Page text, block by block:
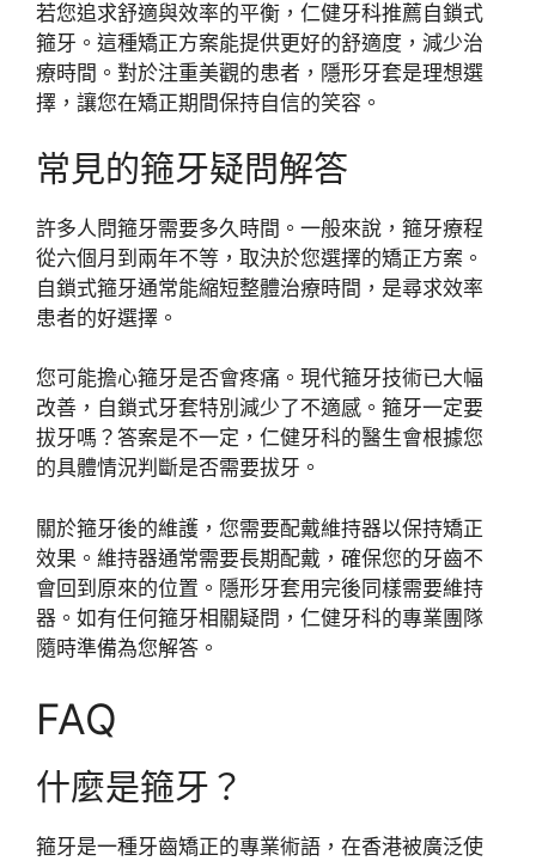
若您追求舒適與效率的平衡，仁健牙科推薦自鎖式
箍牙。這種矯正方案能提供更好的舒適度，減少治
療時間。對於注重美觀的患者，隱形牙套是理想選
擇，讓您在矯正期間保持自信的笑容。
常見的箍牙疑問解答
許多人問箍牙需要多久時間。一般來說，箍牙療程
從六個月到兩年不等，取決於您選擇的矯正方案。
自鎖式箍牙通常能縮短整體治療時間，是尋求效率
患者的好選擇。
您可能擔心箍牙是否會疼痛。現代箍牙技術已大幅
改善，自鎖式牙套特別減少了不適感。箍牙一定要
拔牙嗎？答案是不一定，仁健牙科的醫生會根據您
的具體情況判斷是否需要拔牙。
關於箍牙後的維護，您需要配戴維持器以保持矯正
效果。維持器通常需要長期配戴，確保您的牙齒不
會回到原來的位置。隱形牙套用完後同樣需要維持
器。如有任何箍牙相關疑問，仁健牙科的專業團隊
隨時準備為您解答。
FAQ
什麼是箍牙？
箍牙是一種牙齒矯正的專業術語，在香港被廣泛使